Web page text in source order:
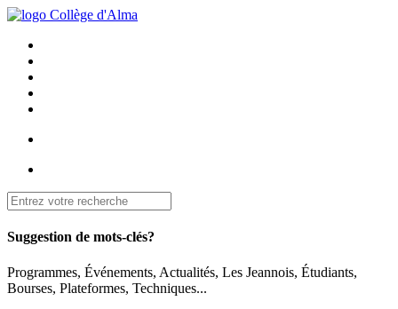
Suggestion de mots-clés?
Programmes, Événements, Actualités, Les Jeannois, Étudiants,
Bourses, Plateformes, Techniques...